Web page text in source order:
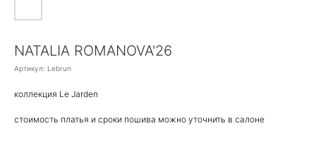
NATALIA ROMANOVA'26
Артикул: Lebrun
коллекция Le Jarden
стоимость платья и сроки пошива можно уточнить в салоне